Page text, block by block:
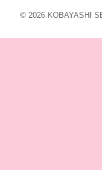
© 2026 KOBAYASHI